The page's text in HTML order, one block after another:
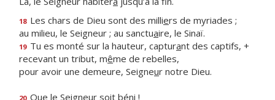
18 Les chars de Dieu sont des milliers de myriades ;
au milieu, le Seigneur ; au sanctuaire, le Sinaï.
19 Tu es monté sur la hauteur, capturant des captifs, +
recevant un tribut, même de rebelles,
pour avoir une demeure, Seigneur notre Dieu.
20 Que le Seigneur soit béni !